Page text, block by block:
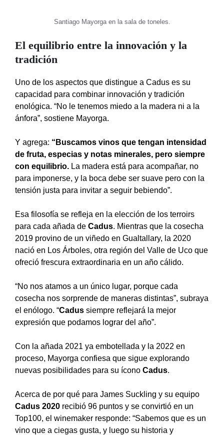
Santiago Mayorga en la sala de toneles.
El equilibrio entre la innovación y la
tradición
Uno de los aspectos que distingue a Cadus es su
capacidad para combinar innovación y tradición
enológica. “No le tenemos miedo a la madera ni a la
ánfora”, sostiene Mayorga.
Y agrega: “Buscamos vinos que tengan intensidad
de fruta, especias y notas minerales, pero siempre
con equilibrio. La madera está para acompañar, no
para imponerse, y la boca debe ser suave pero con la
tensión justa para invitar a seguir bebiendo”.
Esa filosofía se refleja en la elección de los terroirs
para cada añada de Cadus. Mientras que la cosecha
2019 provino de un viñedo en Gualtallary, la 2020
nació en Los Árboles, otra región del Valle de Uco que
ofreció frescura extraordinaria en un año cálido.
“No nos atamos a un único lugar, porque cada
cosecha nos sorprende de maneras distintas”, subraya
el enólogo. “Cadus siempre reflejará la mejor
expresión que podamos lograr del año”.
Con la añada 2021 ya embotellada y la 2022 en
proceso, Mayorga confiesa que sigue explorando
nuevas posibilidades para su ícono Cadus.
Acerca de por qué para James Suckling y su equipo
Cadus 2020 recibió 96 puntos y se convirtió en un
Top100, el winemaker responde: “Sabemos que es un
vino que a ciegas gusta, y luego su historia y